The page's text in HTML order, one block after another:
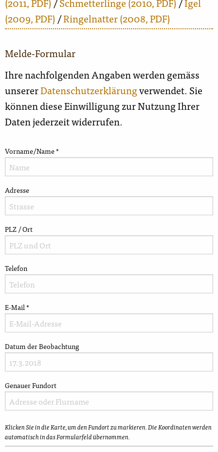
(2009, PDF) /Ringelnatter (2008, PDF)
Melde-Formular
Ihre nachfolgenden Angaben werden gemäss
unsererDatenschutzerklärungverwendet. Sie
können diese Einwilligung zur Nutzung Ihrer
Daten jederzeit widerrufen.
Vorname/Name*
Adresse
PLZ / Ort
Telefon
E-Mail*
Datum der Beobachtung
Genauer Fundort
Klicken Sie in die Karte, um den Fundort zu markieren. Die Koordinaten werden
automatisch in das Formularfeld übernommen.